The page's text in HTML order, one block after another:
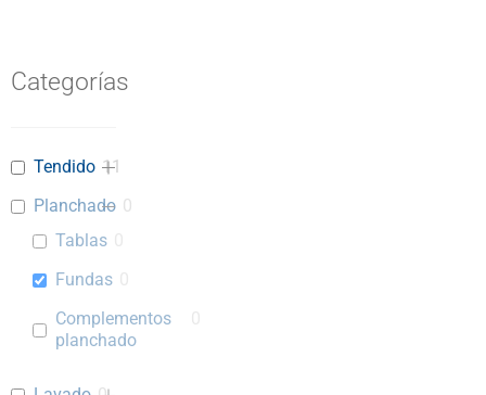
Categorías
Tendido 11
Planchado 0
Tablas
Fundas
Complementos
planchado